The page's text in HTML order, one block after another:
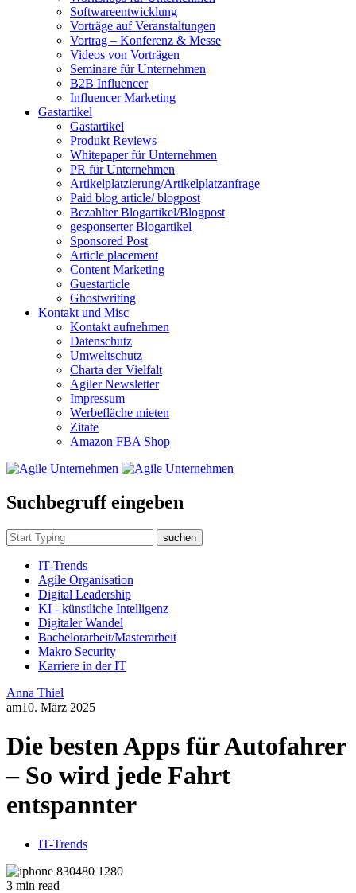
Softwareentwicklung
Vorträge auf Veranstaltungen
Vortrag – Konferenz & Messe
Videos von Vorträgen
Seminare für Unternehmen
B2B Influencer
Influencer Marketing
Gastartikel
Gastartikel
Produkt Reviews
Whitepaper für Unternehmen
PR für Unternehmen
Artikelplatzierung/Artikelplatzanfrage
Paid blog article/ blogpost
Bezahlter Blogartikel/Blogpost
gesponserter Blogartikel
Sponsored Post
Article placement
Content Marketing
Guestarticle
Ghostwriting
Kontakt und Misc
Kontakt aufnehmen
Datenschutz
Umweltschutz
Charta der Vielfalt
Agiler Newsletter
Impressum
Werbefläche mieten
Zitate
Amazon FBA Shop
Suchbegruff eingeben
suchen
IT-Trends
Agile Organisation
Digital Leadership
KI - künstliche Intelligenz
Digitaler Wandel
Bachelorarbeit/Masterarbeit
Makro Security
Karriere in der IT
Anna Thiel
am10. März 2025
Die besten Apps für Autofahrer
– So wird jede Fahrt
entspannter
IT-Trends
3 min read